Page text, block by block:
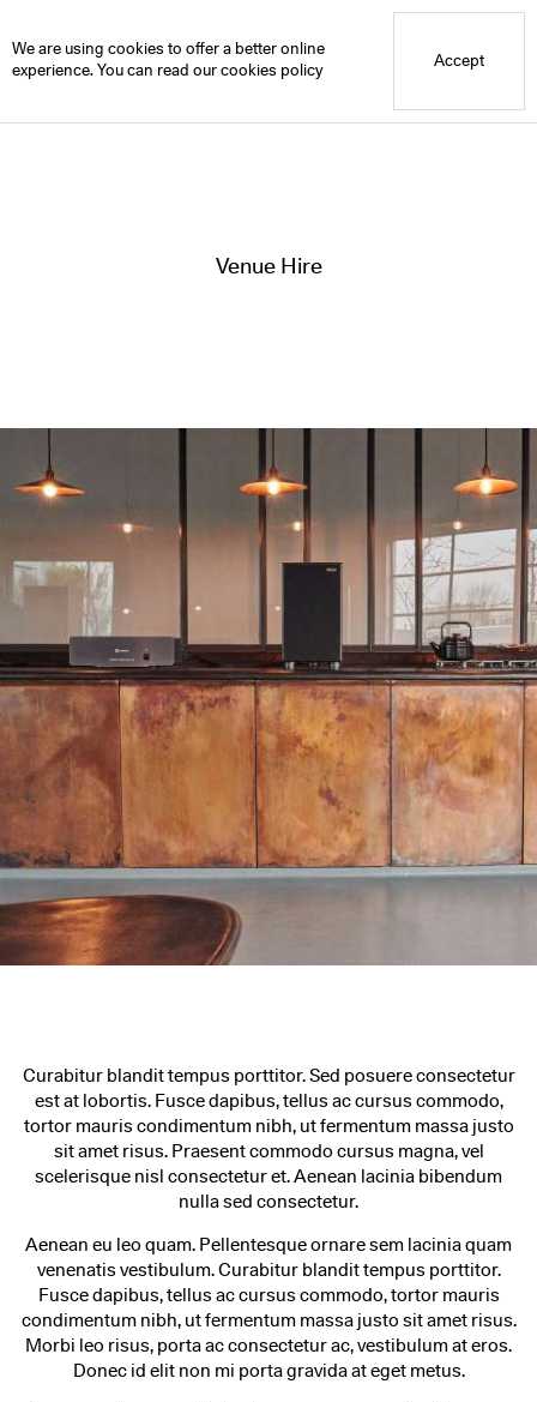
Venue Hire
Curabitur blandit tempus porttitor. Sed posuere consectetur
est at lobortis. Fusce dapibus, tellus ac cursus commodo,
tortor mauris condimentum nibh, ut fermentum massa justo
sit amet risus. Praesent commodo cursus magna, vel
scelerisque nisl consectetur et. Aenean lacinia bibendum
nulla sed consectetur.
Aenean eu leo quam. Pellentesque ornare sem lacinia quam
venenatis vestibulum. Curabitur blandit tempus porttitor.
Fusce dapibus, tellus ac cursus commodo, tortor mauris
condimentum nibh, ut fermentum massa justo sit amet risus.
Morbi leo risus, porta ac consectetur ac, vestibulum at eros.
Donec id elit non mi porta gravida at eget metus.
We are using cookies to offer a better online
experience. You can read our cookies policy
Accept